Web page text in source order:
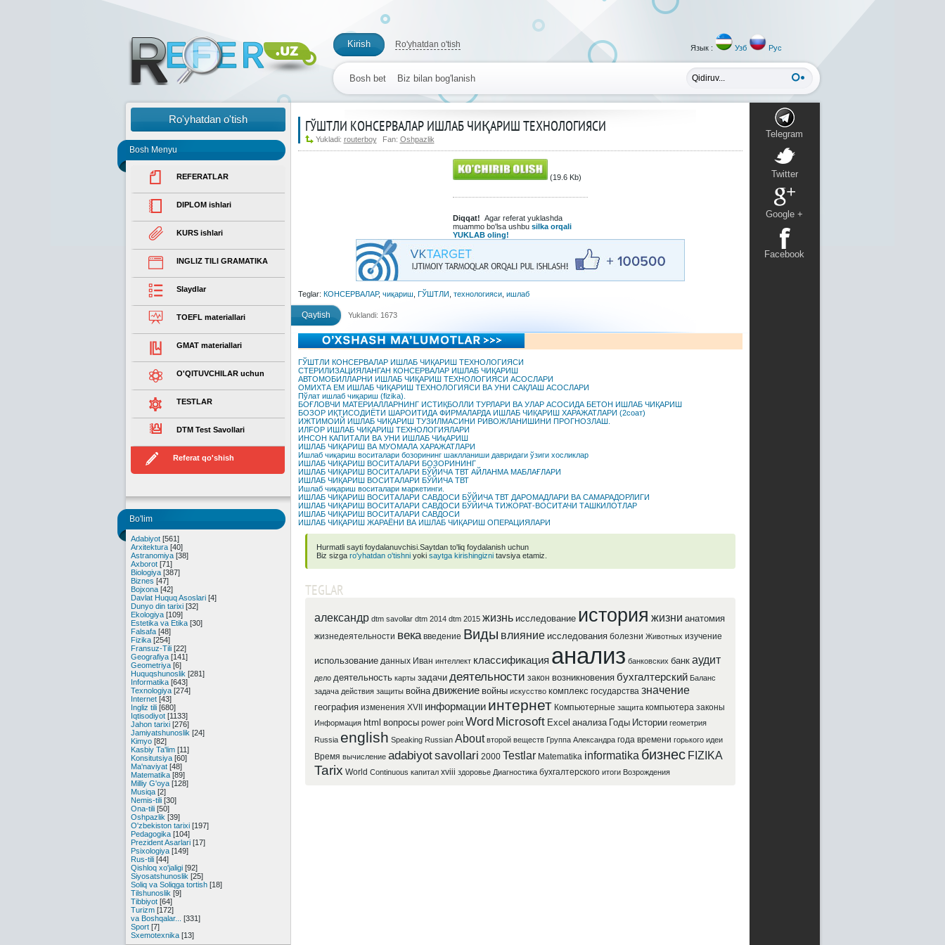
Kirish Ro'yhatdan o'tish Язык : Узб Рус
Bosh bet Biz bilan bog'lanish
Ro'yhatdan o'tish
Bosh Menyu
REFERATLAR
DIPLOM ishlari
KURS ishlari
INGLIZ TILI GRAMATIKA
Slaydlar
TOEFL materiallari
GMAT materiallari
O'QITUVCHILAR uchun
TESTLAR
DTM Test Savollari
Referat qo'shish
Bo'lim
Adabiyot [561]
Arxitektura [40]
Astranomiya [38]
Axborot [71]
Biologiya [387]
Biznes [47]
Bojxona [42]
Davlat Huquq Asoslari [4]
Dunyo din tarixi [32]
Ekologiya [109]
Estetika va Etika [30]
Falsafa [48]
Fizika [254]
Fransuz-Tili [22]
Geografiya [141]
Geometriya [6]
Huquqshunoslik [281]
Informatika [643]
Texnologiya [274]
Internet [43]
Ingliz tili [680]
Iqtisodiyot [1133]
Jahon tarixi [276]
Jamiyatshunoslik [24]
Kimyo [82]
Kasbiy Ta'lim [11]
Konsitutsiya [60]
Ma'naviyat [48]
Matematika [89]
Milliy G'oya [128]
Musiqa [2]
Nemis-tili [30]
Ona-tili [50]
Oshpazlik [39]
O'zbekiston tarixi [197]
Pedagogika [104]
Prezident Asarlari [17]
Psixologiya [149]
Rus-tili [44]
Qishloq xo'jaligi [92]
Siyosatshunoslik [25]
Soliq va Soliqga tortish [18]
Tilshunoslik [9]
Tibbiyot [64]
Turizm [172]
va Boshqalar...
[331]
Sport [7]
Sxemotexnika [13]
Telegram
Twitter
Google +
Facebook
ГЎШТЛИ КОНСЕРВАЛАР ИШЛАБ ЧИҚАРИШ ТЕХНОЛОГИЯСИ
Yukladi: routerboy Fan: Oshpazlik
(19.6 Kb)
Diqqat! Agar referat yuklashda
muammo bo'lsa ushbu silka orqali
YUKLAB oling!
Teglar: КОНСЕРВАЛАР, чиқариш ГЎШТЛИ технологияси, ишлаб
Qaytish Yuklandi: 1673
ГЎШТЛИ КОНСЕРВАЛАР ИШЛАБ ЧИҚАРИШ ТЕХНОЛОГИЯСИ
СТЕРИЛИЗАЦИЯЛАНГАН КОНСЕРВАЛАР ИШЛАБ ЧИҚАРИШ
АВТОМОБИЛЛАРНИ ИШЛАБ ЧИҚАРИШ ТЕХНОЛОГИЯСИ АСОСЛАРИ
ОМИХТА ЕМ ИШЛАБ ЧИҚАРИШ ТЕХНОЛОГИЯСИ ВА УНИ САҚЛАШ АСОСЛАРИ
Пўлат ишлаб чиқариш (fizika).
БОҒЛОВЧИ МАТЕРИАЛЛАРНИНГ ИСТИҚБОЛЛИ ТУРЛАРИ ВА УЛАР АСОСИДА БЕТОН ИШЛАБ ЧИҚАРИШ
БОЗОР ИҚТИСОДИЁТИ ШАРОИТИДА ФИРМАЛАРДА ИШЛАБ ЧИҚАРИШ ХАРАЖАТЛАРИ (2соат)
ИЖТИМОИЙ ИШЛАБ ЧИҚАРИШ ТУЗИЛМАСИНИ РИВОЖЛАНИШИНИ ПРОГНОЗЛАШ.
ИЛFОР ИШЛАБ ЧИҚАРИШ ТЕХНОЛОГИЯЛАРИ
ИНСОН КАПИТАЛИ ВА УНИ ИШЛАБ ЧИқАРИШ
ИШЛАБ ЧИҚАРИШ ВА МУОМАЛА ХАРАЖАТЛАРИ
Ишлаб чиқариш воситалари бозорининг шаклланиши давридаги ўзиги хосликлар
ИШЛАБ ЧИҚАРИШ ВОСИТАЛАРИ БОЗОРИНИНГ
ИШЛАБ ЧИҚАРИШ ВОСИТАЛАРИ БЎЙИЧА ТВТ АЙЛАНМА МАБЛАҒЛАРИ
ИШЛАБ ЧИҚАРИШ ВОСИТАЛАРИ БЎЙИЧА ТВТ
Ишлаб чиқариш воситалари маркетинги.
ИШЛАБ ЧИҚАРИШ ВОСИТАЛАРИ САВДОСИ БЎЙИЧА ТВТ ДАРОМАДЛАРИ ВА САМАРАДОРЛИГИ
ИШЛАБ ЧИҚАРИШ ВОСИТАЛАРИ САВДОСИ БЎЙИЧА ТИЖОРАТ-ВОСИТАЧИ ТАШКИЛОТЛАР
ИШЛАБ ЧИҚАРИШ ВОСИТАЛАРИ САВДОСИ
ИШЛАБ ЧИҚАРИШ ЖАРАЁНИ ВА ИШЛАБ ЧИҚАРИШ ОПЕРАЦИЯЛАРИ
Hurmatli sayti foydalanuvchisi.Saytdan to'liq foydalanish uchun
Biz sizga ro'yhatdan o'tishniyoki saytga kirishingiznitavsiya etamiz.
TEGLAR
александр dtm savollar dtm 2014 dtm 2015 жизнь исследование история жизни анатомия
жизнедеятельности века введение Виды влияние исследования болезни Животных изучение
использование данных Иван интеллект классификация анализ банковских банк аудит
дело деятельность карты задачи деятельности закон возникновения бухгалтерский Баланс
задача действия защиты война движение войны искусство комплекс государства значение
география изменения XVII информации интернет Компьютерные защита компьютера законы
Информация html вопросы power point Word Microsoft Excel анализа Годы Истории геометрия
Russia english Speaking Russian About второй веществ Группа Александра года времени горького идеи
Время вычисление adabiyotsavollari 2000 Testlar Matematika informatika бизнес FIZIKA
Tarix World Continuous капитал xviii здоровье Диагностика бухгалтерского итоги Возрождения